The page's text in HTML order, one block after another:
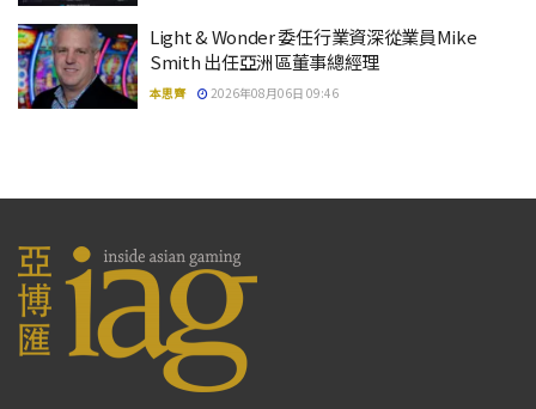
Light & Wonder 委任行業資深從業員Mike
Smith 出任亞洲區董事總經理
本思齊 2026年08月06日 09:46